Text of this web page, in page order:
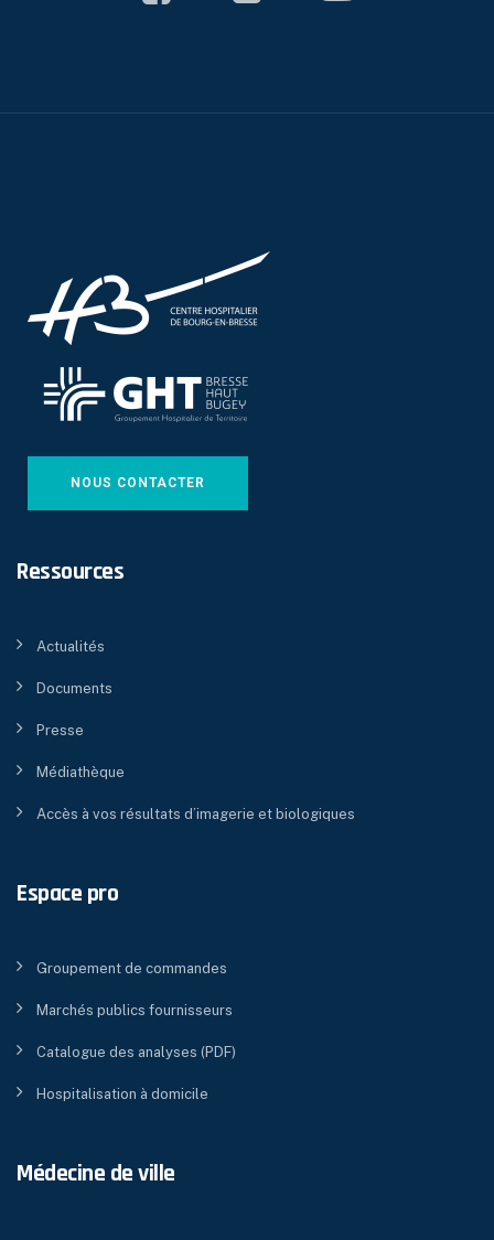
NOUS CONTACTER
Ressources
Actualités
Documents
Presse
Médiathèque
Accès à vos résultats d’imagerie et biologiques
Espace pro
Groupement de commandes
Marchés publics fournisseurs
Catalogue des analyses (PDF)
Hospitalisation à domicile
Médecine de ville